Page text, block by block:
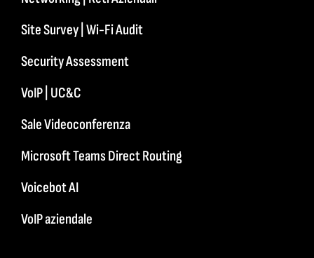
Site Survey | Wi-Fi Audit
Security Assessment
VoIP | UC&C
Sale Videoconferenza
Microsoft Teams Direct Routing
Voicebot AI
VoIP aziendale